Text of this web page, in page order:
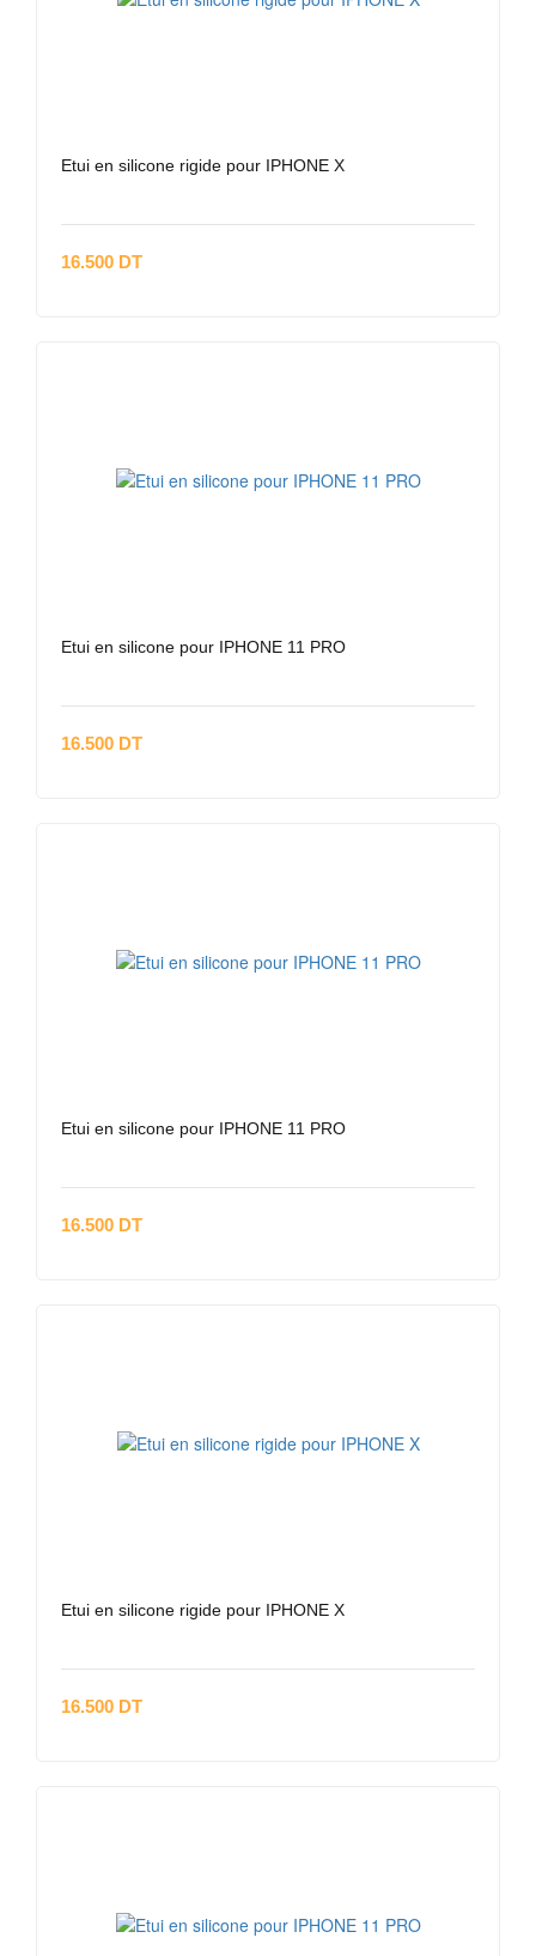
Etui en silicone rigide pour IPHONE X
16.500 DT
Etui en silicone pour IPHONE 11 PRO
16.500 DT
Etui en silicone pour IPHONE 11 PRO
16.500 DT
Etui en silicone rigide pour IPHONE X
16.500 DT